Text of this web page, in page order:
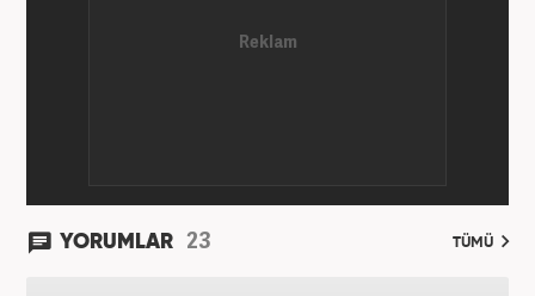
YORUMLAR 23 TÜMÜ